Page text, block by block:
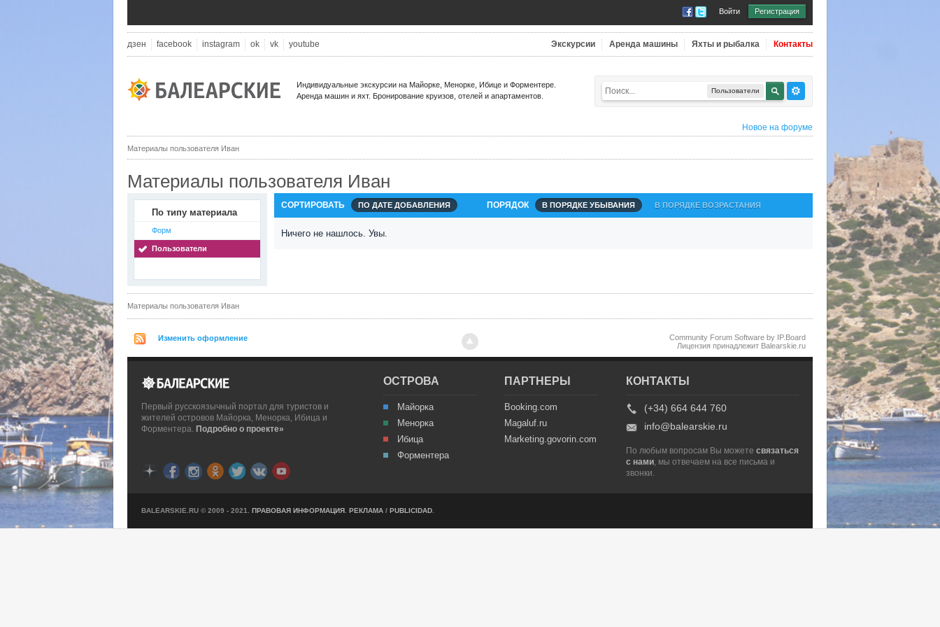
Войти Регистрация
дзен facebook instagram ok vk youtube Экскурсии Аренда машины Яхты и рыбалка Контакты
Индивидуальные экскурсии на Майорке, Менорке, Ибице и Форментере.
Аренда машин и яхт. Бронирование круизов, отелей и апартаментов.
Пользователи
Новое на форуме
Материалы пользователя Иван
Материалы пользователя Иван
По типу материала
Форм
Пользователи
СОРТИРОВАТЬ ПО ДАТЕ ДОБАВЛЕНИЯ ПОРЯДОК В ПОРЯДКЕ УБЫВАНИЯ В ПОРЯДКЕ ВОЗРАСТАНИЯ
Ничего не нашлось. Увы.
Материалы пользователя Иван
Изменить оформление
Community Forum Software by IP.Board
Лицензия принадлежит Balearskie.ru
Первый русскоязычный портал для туристов и
жителей островов Майорка, Менорка, Ибица и
Форментера. Подробно о проекте»
ОСТРОВА
Майорка
Менорка
Ибица
Форментера
ПАРТНЕРЫ
Booking.com
Magaluf.ru
Marketing.govorin.com
КОНТАКТЫ
(+34) 664 644 760
info@balearskie.ru
По любым вопросам Вы можете связаться
с нами , мы отвечаем на все письма и
звонки.
BALEARSKIE.RU © 2009 - 2021. ПРАВОВАЯ ИНФОРМАЦИЯ РЕКЛАМА / PUBLICIDAD